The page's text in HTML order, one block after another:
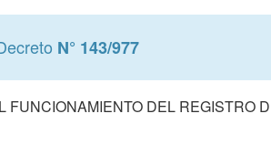
N° 143/977
DEL REGISTRO